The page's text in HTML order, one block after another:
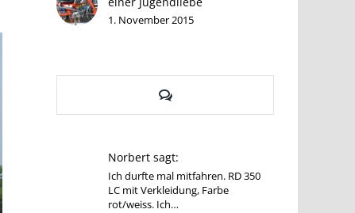
1. November 2015
Kommentare
Norbert sagt:
Ich durfte mal mitfahren. RD 350
LC mit Verkleidung, Farbe
rot/weiss. Ich…